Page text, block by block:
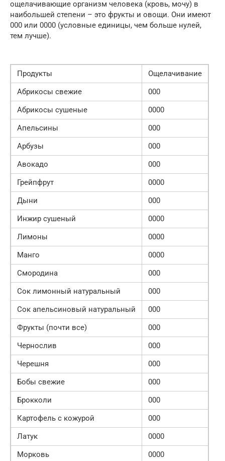
ощелачивающие организм человека (кровь, мочу) в
наибольшей степени – это фрукты и овощи. Они имеют
000 или 0000 (условные единицы, чем больше нулей,
тем лучше).
Продукты
Ощелачивание
Абрикосы свежие
000
Абрикосы сушеные
0000
Апельсины
000
Арбузы
000
Авокадо
000
Грейпфрут
0000
Дыни
000
Инжир сушеный
0000
Лимоны
0000
Манго
0000
Смородина
000
Сок лимонный натуральный
000
Сок апельсиновый натуральный
000
Фрукты (почти все)
000
Чернослив
000
Черешня
000
Бобы свежие
000
Брокколи
000
Картофель с кожурой
000
Латук
0000
Морковь
0000